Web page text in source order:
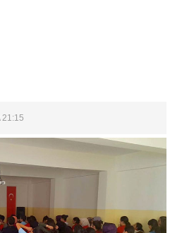
21:15